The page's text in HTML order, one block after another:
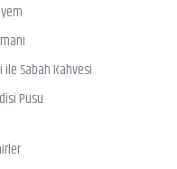
ile Sabah Kahvesi
Pusu